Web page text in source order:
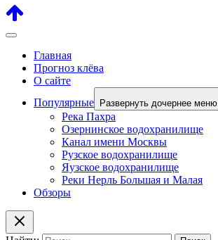
Главная
Прогноз клёва
О сайте
Популярные
Развернуть дочернее меню
Река Пахра
Озернинское водохранилище
Канал имени Москвы
Рузское водохранилище
Яузское водохранилище
Реки Нерль Большая и Малая
Обзоры